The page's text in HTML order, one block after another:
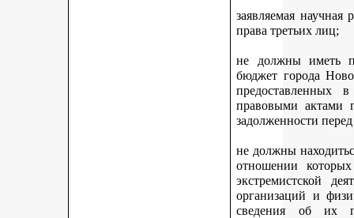
заявляемая
права третьих лиц;
не должны иметь
бюджет города
предоставленных
правовыми актами
задолженности
не должны
отношении
экстремистской
организаций и
сведения об их